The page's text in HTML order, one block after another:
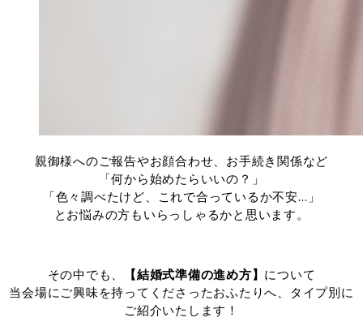
親御様へのご報告やお顔合わせ、お手続き関係など
「何から始めたらいいの？」
「色々調べたけど、これで合っているか不安…」
とお悩みの方もいらっしゃるかと思います。
その中でも、 【結婚式準備の進め方】 について
当会場にご興味を持ってくださったおふたりへ、タイプ別に
ご紹介いたします！